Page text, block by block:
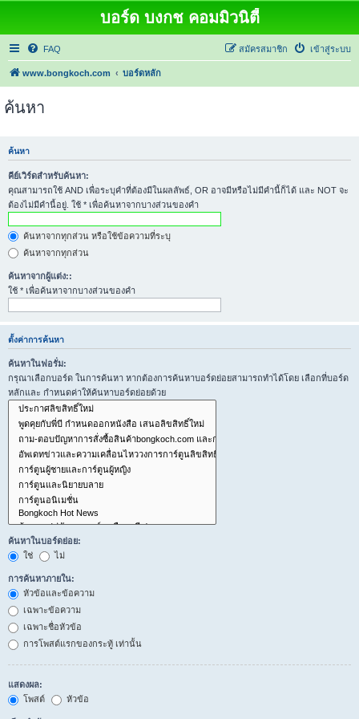
บอร์ด บงกช คอมมิวนิตี้
FAQ เข้าสู่ระบบ
สมัครสมาชิก
www.bongkoch.com บอร์ดหลัก
ค้นหา
ค้นหา
คีย์เวิร์ดสำหรับค้นหา:
คุณสามารถใช้ AND เพื่อระบุคำที่ต้องมีในผลลัพธ์, OR อาจมีหรือไม่มีคำนี้ก็ได้ และ NOT จะ
ต้องไม่มีคำนี้อยู่. ใช้ * เพื่อค้นหาจากบางส่วนของคำ
ค้นหาจากทุกส่วน หรือใช้ข้อความที่ระบุ
ค้นหาจากทุกส่วน
ค้นหาจากผู้แต่ง::
ใช้ * เพื่อค้นหาจากบางส่วนของคำ
ตั้งค่าการค้นหา
ค้นหาในฟอรั่ม:
กรุณาเลือกบอร์ด ในการค้นหา หากต้องการค้นหาบอร์ดย่อยสามารถทำได้โดย เลือกที่บอร์ด
หลักและ กำหนดค่าให้ค้นหาบอร์ดย่อยด้วย
ค้นหาในบอร์ดย่อย:
ใช่
ไม่
การค้นหาภายใน:
หัวข้อและข้อความ
เฉพาะข้อความ
เฉพาะชื่อหัวข้อ
การโพสต์แรกของกระทู้ เท่านั้น
แสดงผล:
โพสต์
หัวข้อ